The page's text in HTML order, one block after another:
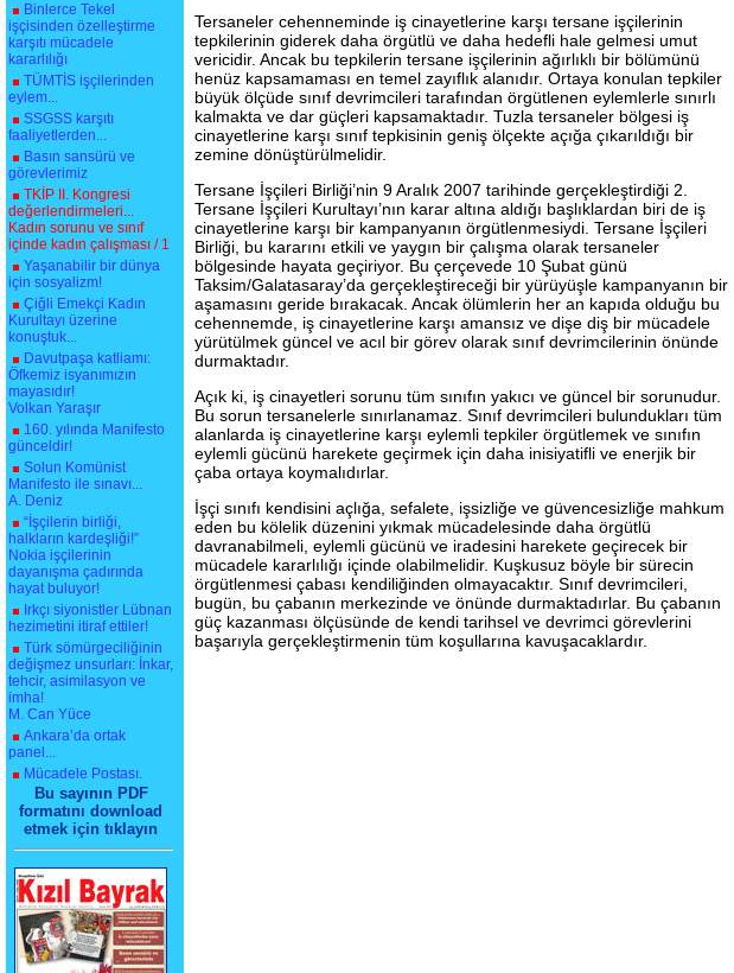
Binlerce Tekel
işçisinden özelleştirme
karşıtı mücadele
kararlılığı
TÜMTİS işçilerinden
eylem...
SSGSS karşıtı
faaliyetlerden...
Basın sansürü ve
görevlerimiz
TKİP II. Kongresi
değerlendirmeleri...
Kadın sorunu ve sınıf
içinde kadın çalışması / 1
Yaşanabilir bir dünya
için sosyalizm!
Çiğli Emekçi Kadın
Kurultayı üzerine
konuştuk...
Davutpaşa katliamı:
Öfkemiz isyanımızın
mayasıdır!
Volkan Yaraşır
160. yılında Manifesto
günceldir!
Solun Komünist
Manifesto ile sınavı...
A. Deniz
“İşçilerin birliği,
halkların kardeşliği!”
Nokia işçilerinin
dayanışma çadırında
hayat buluyor!
Irkçı siyonistler Lübnan
hezimetini itiraf ettiler!
Türk sömürgeciliğinin
değişmez unsurları: İnkar,
tehcir, asimilasyon ve
imha!
M. Can Yüce
Ankara’da ortak
panel...
Mücadele Postası.
Bu sayının PDF
formatını download
etmek için tıklayın
Tersaneler cehenneminde iş cinayetlerine karşı tersane işçilerinin
tepkilerinin giderek daha örgütlü ve daha hedefli hale gelmesi umut
vericidir. Ancak bu tepkilerin tersane işçilerinin ağırlıklı bir bölümünü
henüz kapsamaması en temel zayıflık alanıdır. Ortaya konulan tepkiler
büyük ölçüde sınıf devrimcileri tarafından örgütlenen eylemlerle sınırlı
kalmakta ve dar güçleri kapsamaktadır. Tuzla tersaneler bölgesi iş
cinayetlerine karşı sınıf tepkisinin geniş ölçekte açığa çıkarıldığı bir
zemine dönüştürülmelidir.
Tersane İşçileri Birliği’nin 9 Aralık 2007 tarihinde gerçekleştirdiği 2.
Tersane İşçileri Kurultayı’nın karar altına aldığı başlıklardan biri de iş
cinayetlerine karşı bir kampanyanın örgütlenmesiydi. Tersane İşçileri
Birliği, bu kararını etkili ve yaygın bir çalışma olarak tersaneler
bölgesinde hayata geçiriyor. Bu çerçevede 10 Şubat günü
Taksim/Galatasaray’da gerçekleştireceği bir yürüyüşle kampanyanın bir
aşamasını geride bırakacak. Ancak ölümlerin her an kapıda olduğu bu
cehennemde, iş cinayetlerine karşı amansız ve dişe diş bir mücadele
yürütülmek güncel ve acıl bir görev olarak sınıf devrimcilerinin önünde
durmaktadır.
Açık ki, iş cinayetleri sorunu tüm sınıfın yakıcı ve güncel bir sorunudur.
Bu sorun tersanelerle sınırlanamaz. Sınıf devrimcileri bulundukları tüm
alanlarda iş cinayetlerine karşı eylemli tepkiler örgütlemek ve sınıfın
eylemli gücünü harekete geçirmek için daha inisiyatifli ve enerjik bir
çaba ortaya koymalıdırlar.
İşçi sınıfı kendisini açlığa, sefalete, işsizliğe ve güvencesizliğe mahkum
eden bu kölelik düzenini yıkmak mücadelesinde daha örgütlü
davranabilmeli, eylemli gücünü ve iradesini harekete geçirecek bir
mücadele kararlılığı içinde olabilmelidir. Kuşkusuz böyle bir sürecin
örgütlenmesi çabası kendiliğinden olmayacaktır. Sınıf devrimcileri,
bugün, bu çabanın merkezinde ve önünde durmaktadırlar. Bu çabanın
güç kazanması ölçüsünde de kendi tarihsel ve devrimci görevlerini
başarıyla gerçekleştirmenin tüm koşullarına kavuşacaklardır.